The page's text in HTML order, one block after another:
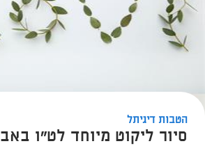
הטבות דיגיתל
סיור ליקוט מיוחד לט"ו באב